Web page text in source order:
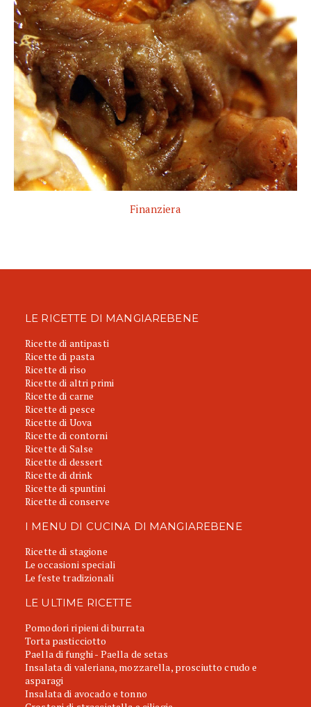
Finanziera
LE RICETTE DI MANGIAREBENE
Ricette di antipasti
Ricette di pasta
Ricette di riso
Ricette di altri primi
Ricette di carne
Ricette di pesce
Ricette di Uova
Ricette di contorni
Ricette di Salse
Ricette di dessert
Ricette di drink
Ricette di spuntini
Ricette di conserve
I MENU DI CUCINA DI MANGIAREBENE
Ricette di stagione
Le occasioni speciali
Le feste tradizionali
LE ULTIME RICETTE
Pomodori ripieni di burrata
Torta pasticciotto
Paella di funghi - Paella de setas
Insalata di valeriana, mozzarella, prosciutto crudo e
asparagi
Insalata di avocado e tonno